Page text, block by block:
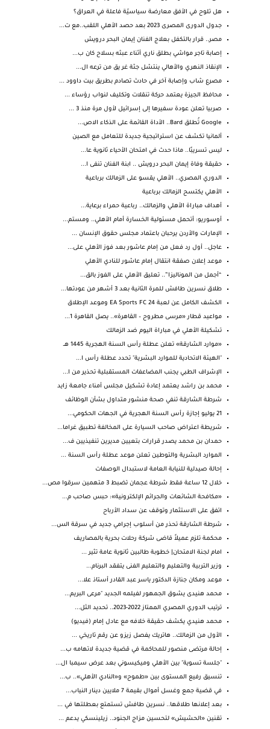
هل تلوح في الأفق معارضة سياسيّة فاعلة في العراق؟
جدول الدورى المصرى 2023 بعد حصد الأهلي اللقب..مع ت...
مصر.. قرار بالتكفل بعلاج الفنان إيمان البحر درويش
إصابة تاجر مواشي بطلق ناري أثناء عبثه بسلاح كان ب...
الإنقاذ النهري والأهالي ينتشل جثة غر يق من ترعه ال...
مصرع شاب وإصابة آخر في حادث تصادم بطريق بيت داوود ...
محافظ الجيزة يعتمد حركة تنقلات وتكليف لنواب رؤساء ...
صربيا تعلن عودة سفيرها إلى إسرائيل لأول مرة منذ 3 ...
Google تُطلق Bard.. الأداة القائمة على الذكاء الاص...
ألمانيا تكشف عن استراتيجية جديدة للتعامل مع الصين
ليس تسريبًا.. ماذا حدث في امتحان الأحياء ثانوية عا...
حقيقة وفاة إيمان البحر درويش .. ابنة الفنان تنفى ا...
الدوري المصري.. الأهلي يقسو على الزمالك برباعية
الأهلي يكتسح الزمالك برباعية
أهداف مباراة الأهلي والزمالك.. رباعية حمراء برعاية...
أوسوريو: أتحمل مسئولية الخسارة أمام الأهلي.. ومستم...
الإمارات والأردن يرحبان باعتماد مجلس حقوق الإنسان ...
عاجل.. أول رد فعل من إمام عاشور بعد فوز الأهلي على...
موعد إعلان صفقة انتقال إمام عاشور للنادي الأهلي
“أجمل من الموناليزا”.. تعليق الأهلي على الفوز بالق...
طلاق نسرين طافش للمرة الثانية بعد 3 أشهر من عودتها...
الكشف الكامل عن لعبة EA Sports FC 24 وموعد الإطلاق
مواعيد قطار «مرسى مطروح – القاهرة».. يصل القاهرة 1...
تشكيلة الأهلي في مباراة اليوم ضد الزمالك
«موارد الشارقة» تعلن عطلة رأس السنة الهجرية 1445 هــ
"الهيئة الاتحادية للموارد البشرية" تحدد عطلة رأس ا...
الإشراف الطبي يجنب المضاعفات المستقبلية تحذير من ا...
محمد بن راشد يعتمد إعادة تشكيل مجلس أمناء جامعة زايد
شرطة الشارقة تنفي صحة منشور متداول بشأن الوظائف
21 يوليو إجازة رأس السنة الهجرية في الجهات الحكومي...
شريطة اعتراض صاحب السيارة على المخالفة تطبيق غراما...
حمدان بن محمد يصدر قرارات بتعيين مديرين تنفيذيين ف...
الموارد البشرية والتوطين تعلن موعد عطلة رأس السنة ...
إحالة صيدلية للنيابة العامة لاستبدال الوصفات
خلال 12 ساعة فقط شرطة عجمان تضبط 3 متهمين سرقوا مص...
«مكافحة الشائعات والجرائم الإلكترونية»: حبس صاحب م...
اتفق على الاستثمار وتوقف عن سداد الأرباح
شرطة الشارقة تحذر من أسلوب إجرامي جديد في سرقة الس...
محكمة تلزم عميلاً قاضى شركة رحلات بحرية بالمصاريف
امام لجنة الامتحان| خطوبة طالبين ثانوية عامة تثير ...
وزير التربية والتعليم والتعليم الفنى يتفقد البرنام...
موعد ومكان جنازة الدكتور ياسر عبد القادر أستاذ علا...
محمد هنيدى يشوق الجمهور لفيلمه الجديد "مرعى البريم...
ترتيب الدوري المصري الممتاز 2022-2023.. تحديد الثل...
محمد هنيدي يكشف حقيقة خلافه مع عادل إمام (فيديو)
الأول من الزمالك.. هاتريك يفصل زيزو عن رقم تاريخي ...
إحالة مرتضى منصور للمحاكمة في قضية جديدة لاتهامه ب...
"جلسة تسوية" بين الأهلي وميكيسوني بعد عرض سيمبا ال...
تنسيق رفيع المستوى بين «طموح» و«النادي الأهلي».. ب...
في قضية جمع وغسل أموال بقيمة 7 ملايين دينار النياب...
بعد إعلانها طلاقها.. نسرين طافش تستمتع بعطلتها في ...
تقنين «الحشيش» لتحسين مزاج الجنود.. زيلينسكي يدعم ...